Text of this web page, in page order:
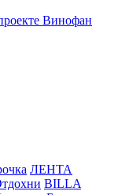
Винофан
ЛЕНТА
BILLA